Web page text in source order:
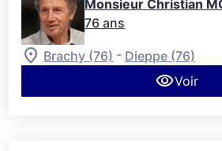
Monsieur Christian
76 ans
Brachy (76) - Dieppe (76)
Voir